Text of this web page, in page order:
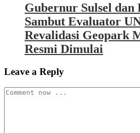
Gubernur Sulsel dan
Sambut Evaluator
Revalidasi Geopark
Resmi Dimulai
Leave a Reply